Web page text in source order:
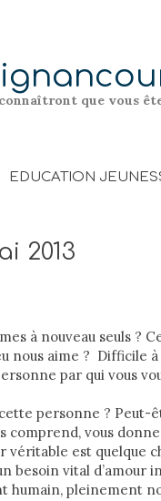
que vous
EDUCATION
2013
à nouveau seuls ?
nous aime ? Difficile
par qui vous
cette personne ?
comprend, vous
véritable est quelque
besoin vital d’amour
humain, pleinement